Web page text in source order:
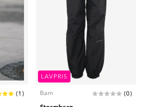
(1 )
LAVPRIS
Barn (0)